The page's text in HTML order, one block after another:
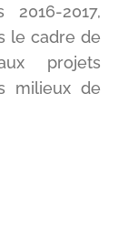
2017,
le cadre de
projets
milieux de